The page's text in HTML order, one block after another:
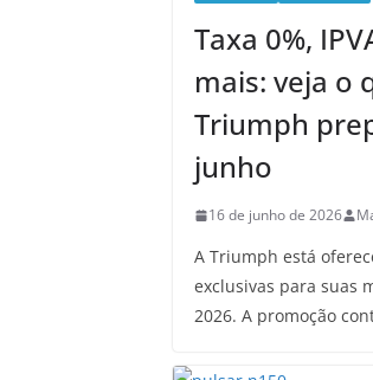
Taxa 0%,
mais: veja o
Triumph
junho
16 de junho de 2026
A Triumph está
exclusivas para suas
2026. A promoção